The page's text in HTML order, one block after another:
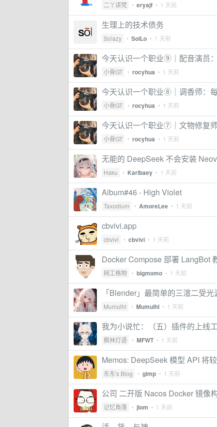
二丫讲梵 • eryajf • 1 天前
生理上的技术债务
So!azy • SolLo • 1 天前
今天认识一个职业⑨｜配音演员
小骨GT • rocyhua • 1 天前
今天认识一个职业⑧｜调香师：
小骨GT • rocyhua • 1 天前
今天认识一个职业⑦｜文物修复
小骨GT • rocyhua • 1 天前
无能的 DeepSeek 不会安装
Haku • Karlbaey • 1 天前
Album#46 - High Violet
Taxodium • AmoreLee • 1 天前
cbvivi.app
cbvivi • cbvivi • 1 天前
Docker Compose 部署 LangBot
网工格物 • bigmomo • 1 天前
「Blender」最简单的三渲二受
Mumulhl • Mumulhl • 1 天前
我为小说忙：（五）插件的上线
枫林灯语 • MFWT • 1 天前
Memos: DeepSeek 模型 API 将
东东's Blog • gimp • 1 天前
公司 二开版 Nacos Docker 镜像
记忆角落 • jiom • 1 天前